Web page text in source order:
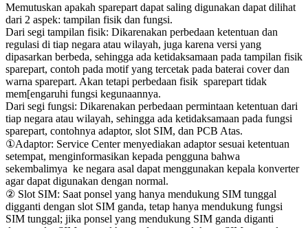
Memutuskan apakah sparepart dapat saling digunakan dapat dilihat
dari 2 aspek: tampilan fisik dan fungsi.
Dari segi tampilan fisik: Dikarenakan perbedaan ketentuan dan
regulasi di tiap negara atau wilayah, juga karena versi yang
dipasarkan berbeda, sehingga ada ketidaksamaan pada tampilan fisik
sparepart, contoh pada motif yang tercetak pada baterai cover dan
warna sparepart. Akan tetapi perbedaan fisik sparepart tidak
mem[engaruhi fungsi kegunaannya.
Dari segi fungsi: Dikarenakan perbedaan permintaan ketentuan dari
tiap negara atau wilayah, sehingga ada ketidaksamaan pada fungsi
sparepart, contohnya adaptor, slot SIM, dan PCB Atas.
①Adaptor: Service Center menyediakan adaptor sesuai ketentuan
setempat, menginformasikan kepada pengguna bahwa
sekembalimya ke negara asal dapat menggunakan kepala konverter
agar dapat digunakan dengan normal.
② Slot SIM: Saat ponsel yang hanya mendukung SIM tunggal
digganti dengan slot SIM ganda, tetap hanya mendukung fungsi
SIM tunggal; jika ponsel yang mendukung SIM ganda diganti